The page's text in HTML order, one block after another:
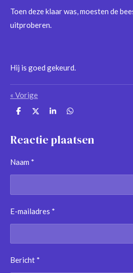
Toen deze klaar was, moesten de
uitproberen.
Hij is goed gekeurd.
« Vorige
D
e
n
D
l
S
r
e
D
e
n
Reactie plaatsen
Naam *
E-mailadres *
Bericht *